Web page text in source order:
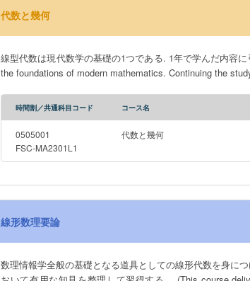
代数と幾何
線型代数は現代数学の基礎の1つである. 1年で学んだ内容
the foundations of modern mathematics. Continuing the
時間割／共通科目コード コース名
0505001
FSC-MA2301L1
代数と幾何
線形数理要論
数理情報学全般の基礎となる道具としての線形代数を身につける. 特に，数理計画法，制御理論，信号処理，確率過程，多